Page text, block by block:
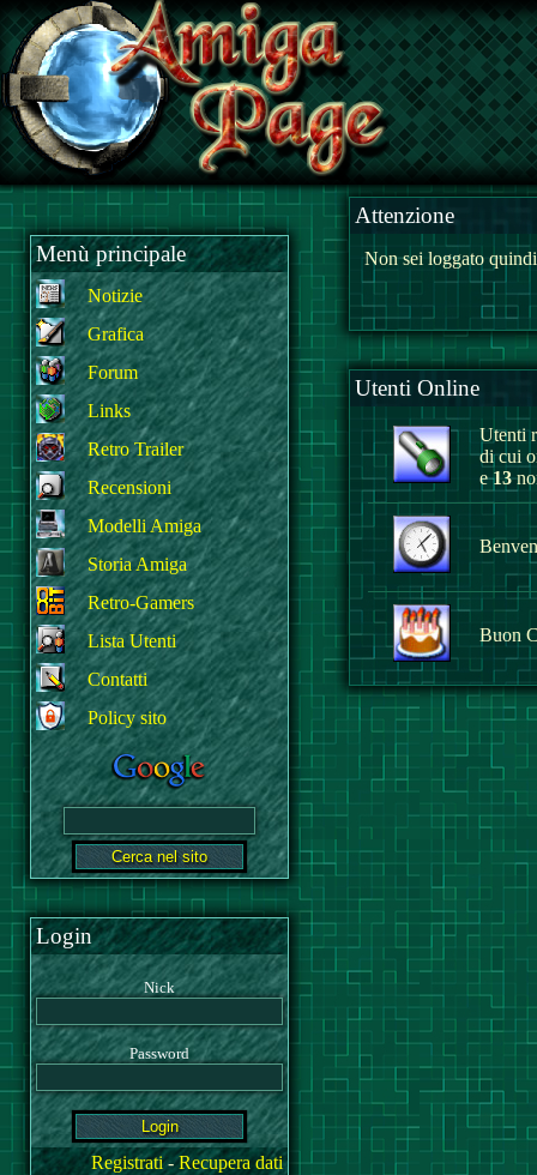
Menù principale
Notizie
Grafica
Forum
Links
Retro Trailer
Recensioni
Modelli Amiga
Storia Amiga
Retro-Gamers
Lista Utenti
Contatti
Policy sito
Login
Nick
Password
Registrati-Recupera dati
Attenzione
Non sei loggato
Utenti Online
Utenti
di cui
e13
Buon